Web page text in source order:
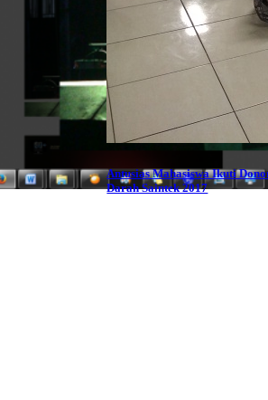
Antusias Mahasiswa Ikuti
Darah Saintek 2017